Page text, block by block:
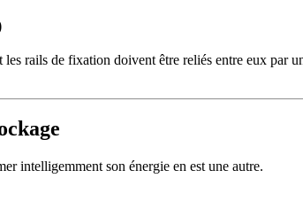
rails de fixation doivent être reliés entre eux par
intelligemment son énergie en est une autre.